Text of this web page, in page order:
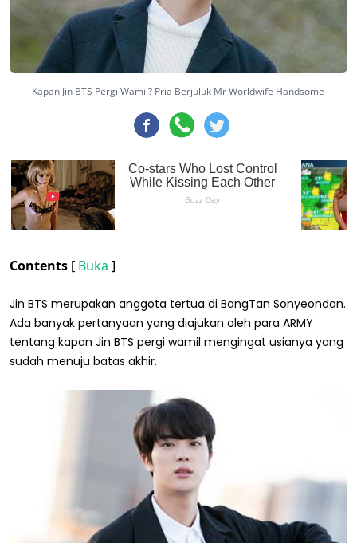
Kapan Jin BTS Pergi Wamil? Pria Berjuluk Mr Worldwife Handsome
Contents [ Buka ]
Jin BTS merupakan anggota tertua di BangTan Sonyeondan.
Ada banyak pertanyaan yang diajukan oleh para ARMY
tentang kapan Jin BTS pergi wamil mengingat usianya yang
sudah menuju batas akhir.